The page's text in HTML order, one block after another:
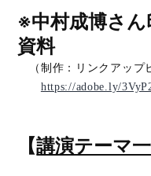
※中村成博さ
資料
（制作：リンクアッ
https://adobe.ly/
【講演テーマ